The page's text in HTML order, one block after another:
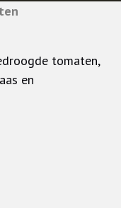
tomaten,
en